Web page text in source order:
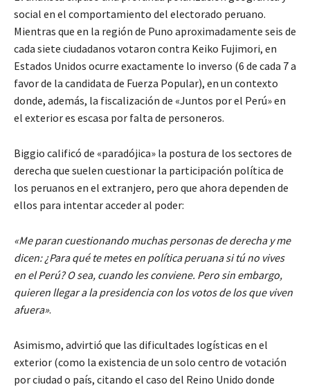
social en el comportamiento del electorado peruano.
Mientras que en la región de Puno aproximadamente seis de
cada siete ciudadanos votaron contra Keiko Fujimori, en
Estados Unidos ocurre exactamente lo inverso (6 de cada 7 a
favor de la candidata de Fuerza Popular), en un contexto
donde, además, la fiscalización de «Juntos por el Perú» en
el exterior es escasa por falta de personeros.
Biggio calificó de «paradójica» la postura de los sectores de
derecha que suelen cuestionar la participación política de
los peruanos en el extranjero, pero que ahora dependen de
ellos para intentar acceder al poder:
«Me paran cuestionando muchas personas de derecha y me
dicen: ¿Para qué te metes en política peruana si tú no vives
en el Perú? O sea, cuando les conviene. Pero sin embargo,
quieren llegar a la presidencia con los votos de los que viven
afuera».
Asimismo, advirtió que las dificultades logísticas en el
exterior (como la existencia de un solo centro de votación
por ciudad o país, citando el caso del Reino Unido donde